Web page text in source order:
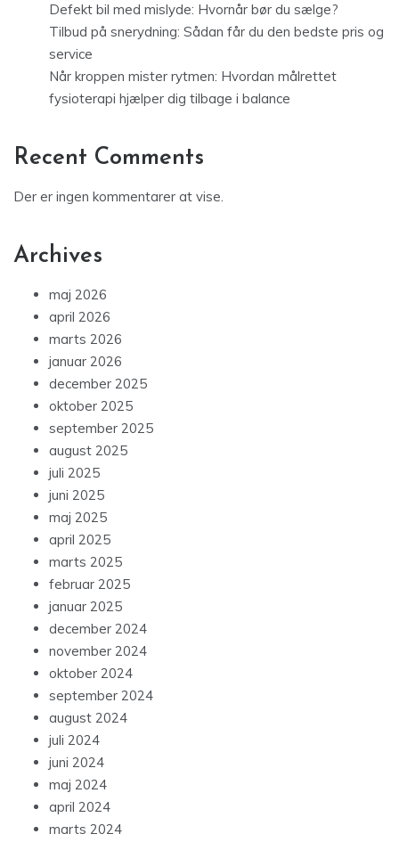
Defekt bil med mislyde: Hvornår bør du sælge?
Tilbud på snerydning: Sådan får du den bedste pris og
service
Når kroppen mister rytmen: Hvordan målrettet
fysioterapi hjælper dig tilbage i balance
Recent Comments
Der er ingen kommentarer at vise.
Archives
maj 2026
april 2026
marts 2026
januar 2026
december 2025
oktober 2025
september 2025
august 2025
juli 2025
juni 2025
maj 2025
april 2025
marts 2025
februar 2025
januar 2025
december 2024
november 2024
oktober 2024
september 2024
august 2024
juli 2024
juni 2024
maj 2024
april 2024
marts 2024